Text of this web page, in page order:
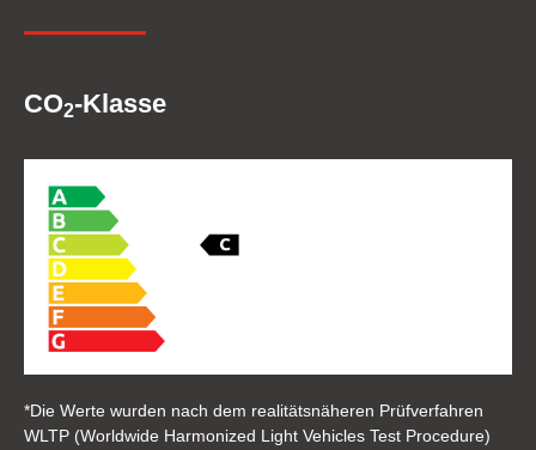
CO2-Klasse
*Die Werte wurden nach dem realitätsnäheren Prüfverfahren
WLTP (Worldwide Harmonized Light Vehicles Test Procedure)